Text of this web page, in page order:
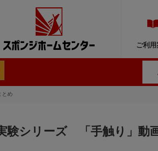
ご利
とめ
験シリーズ 「手触り」動